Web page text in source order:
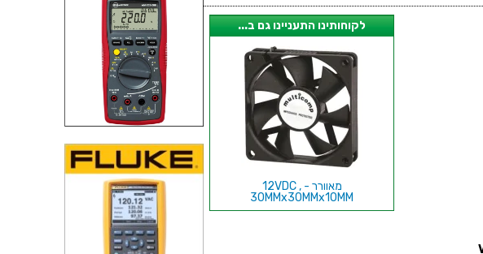
לקוחותינו התעניינו גם ב...
מאוורר - 12VDC ,
30MMx30MMx10MM